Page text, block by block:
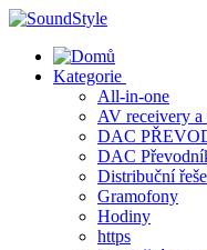
Skip
content
Kategorie
All-in-one
AV receivery a
DAC
DAC
Distribuční
Gramofony
Hodiny
https